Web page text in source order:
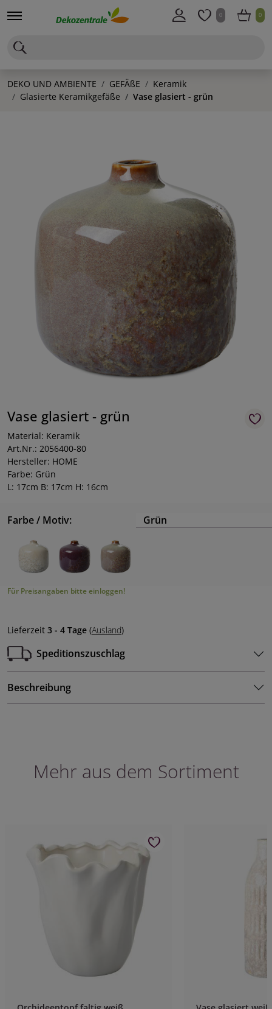
0 0
DEKO UND AMBIENTE GEFÄßE
Keramik
Glasierte Keramikgefäße
Vase glasiert - grün
Vase glasiert - grün
Material: Keramik
Art.Nr.: 2056400-80
Hersteller: HOME
Farbe: Grün
L: 17cm B: 17cm H: 16cm
Farbe / Motiv: Grün
Für Preisangaben bitte einloggen!
Lieferzeit 3 - 4 Tage (Ausland)
Speditionszuschlag
Beschreibung
Mehr aus dem Sortiment